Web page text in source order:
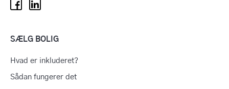
SÆLG BOLIG
Hvad er inkluderet?
Sådan fungerer det